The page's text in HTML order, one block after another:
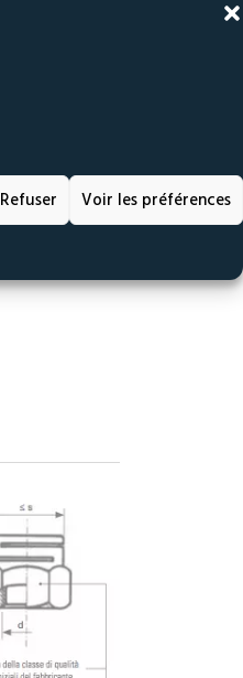
Refuser Voir les préférences